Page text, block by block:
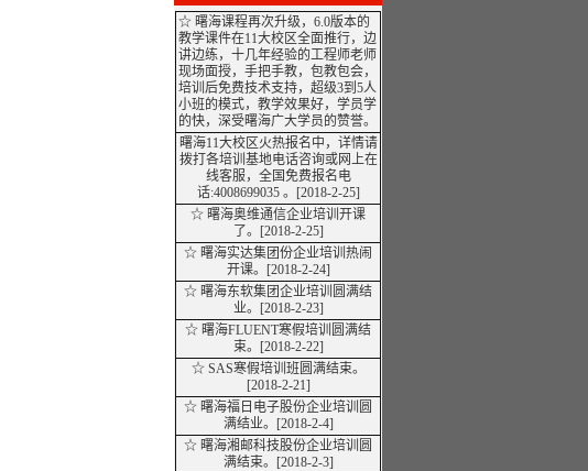
☆ 曙海课程再次升级，6.0版本的
教学课件在11大校区全面推行，边
讲边练，十几年经验的工程师老师
现场面授，手把手教，包教包会，
培训后免费技术支持，超级3到5人
小班的模式，教学效果好，学员学
的快，深受曙海广大学员的赞誉。
曙海11大校区火热报名中，详情请
拨打各培训基地电话咨询或网上在
线客服，全国免费报名电
话:4008699035 。
[2018-2-25]
☆ 曙海奥维通信企业培训开课
了。[2018-2-25]
☆ 曙海实达集团份企业培训热闹
开课。[2018-2-24]
☆ 曙海东软集团企业培训圆满结
业。[2018-2-23]
☆ 曙海FLUENT寒假培训圆满结
束。[2018-2-22]
☆ SAS寒假培训班圆满结束。
[2018-2-21]
☆ 曙海福日电子股份企业培训圆
满结业。[2018-2-4]
☆ 曙海湘邮科技股份企业培训圆
满结束。[2018-2-3]